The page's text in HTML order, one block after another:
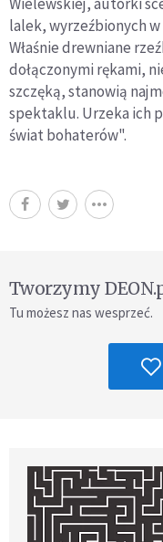
lalek, wyrzeźbionych
Właśnie drewniane
dołączonymi rękami,
szczęką, stanowią
spektaklu. Urzeka ich
świat bohaterów".
Tworzymy
Tu możesz nas wesprzeć.